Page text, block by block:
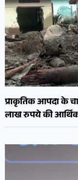
प्राकृतिक आपदा के
लाख रुपये की